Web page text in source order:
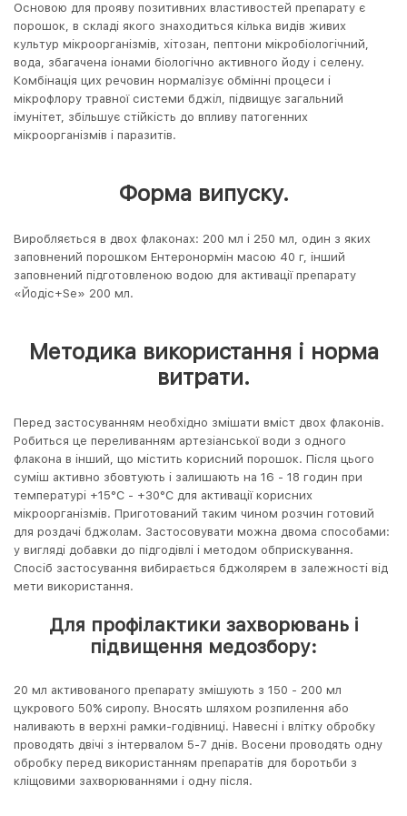
Основою для прояву позитивних властивостей препарату є
порошок, в складі якого знаходиться кілька видів живих
культур мікроорганізмів, хітозан, пептони мікробіологічний,
вода, збагачена іонами біологічно активного йоду і селену.
Комбінація цих речовин нормалізує обмінні процеси і
мікрофлору травної системи бджіл, підвищує загальний
імунітет, збільшує стійкість до впливу патогенних
мікроорганізмів і паразитів.
Форма випуску.
Виробляється в двох флаконах: 200 мл і 250 мл, один з яких
заповнений порошком Ентеронормін масою 40 г, інший
заповнений підготовленою водою для активації препарату
«Йодіс+Se» 200 мл.
Методика використання і норма
витрати.
Перед застосуванням необхідно змішати вміст двох флаконів.
Робиться це переливанням артезіанської води з одного
флакона в інший, що містить корисний порошок. Після цього
суміш активно збовтують і залишають на 16 - 18 годин при
температурі +15°С - +30°С для активації корисних
мікроорганізмів. Приготований таким чином розчин готовий
для роздачі бджолам. Застосовувати можна двома способами:
у вигляді добавки до підгодівлі і методом обприскування.
Спосіб застосування вибирається бджолярем в залежності від
мети використання.
Для профілактики захворювань і
підвищення медозбору:
20 мл активованого препарату змішують з 150 - 200 мл
цукрового 50% сиропу. Вносять шляхом розпилення або
наливають в верхні рамки-годівниці. Навесні і влітку обробку
проводять двічі з інтервалом 5-7 днів. Восени проводять одну
обробку перед використанням препаратів для боротьби з
кліщовими захворюваннями і одну після.